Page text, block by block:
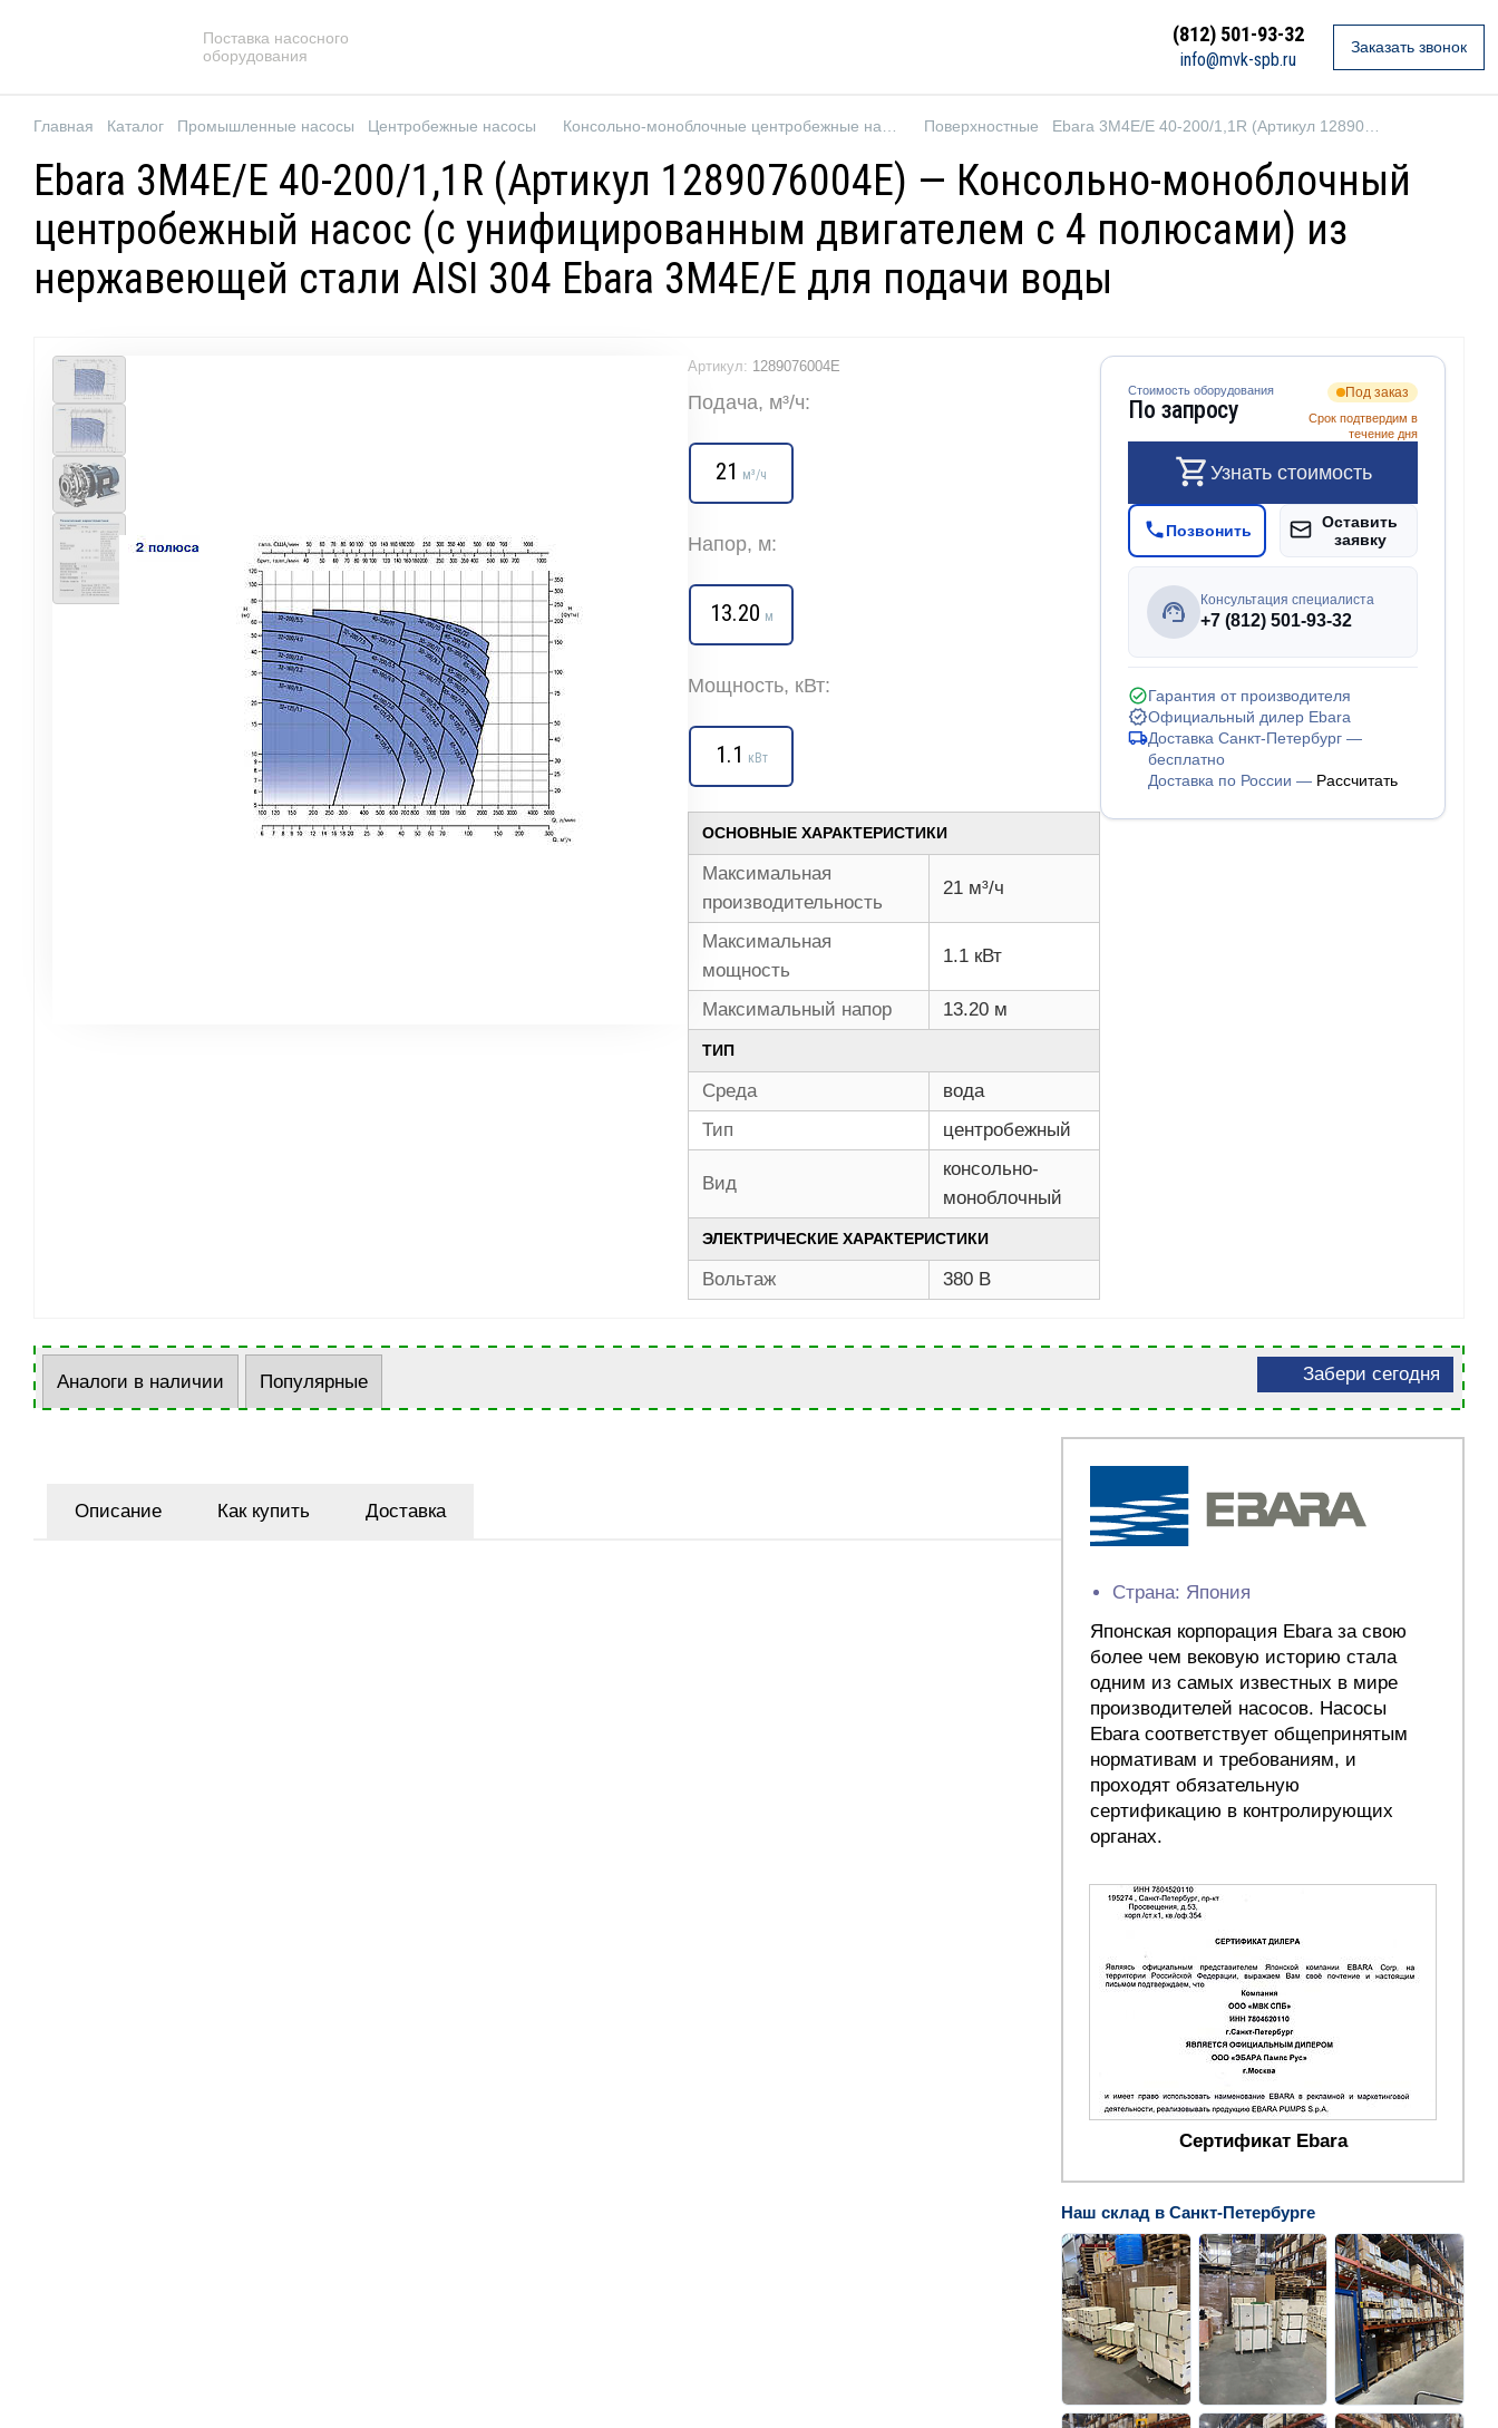
Поставка насосного
оборудования
(812) 501-93-32
info@mvk-spb.ru
Заказать звонок
Главная Каталог Промышленные насосы Центробежные насосы Поверхностные
Ebara 3M4E/E 40-200/1,1R (Артикул 1289076004E) — Консольно-моноблочный
центробежный насос (с унифицированным двигателем с 4 полюсами) из
нержавеющей стали AISI 304 Ebara 3M4E/E для подачи воды
Артикул: 1289076004E
Подача, м³/ч:
21 м³/ч
Напор, м:
13.20 м
Мощность, кВт:
1.1 кВт
ОСНОВНЫЕ ХАРАКТЕРИСТИКИ
Максимальная
производительность
21 м³/ч
Максимальная
мощность
1.1 кВт
Максимальный напор 13.20 м
ТИП
Среда
вода
Тип
центробежный
Вид
консольно-
моноблочный
ЭЛЕКТРИЧЕСКИЕ ХАРАКТЕРИСТИКИ
Вольтаж 380 В
Стоимость оборудования
По запросу
Под заказ
Срок подтвердим в
течение дня
Узнать стоимость
Позвонить
Оставить
заявку
Консультация специалиста
+7 (812) 501-93-32
Гарантия от производителя
Официальный дилер Ebara
Доставка Санкт-Петербург —
бесплатно
Доставка по России — Рассчитать
Аналоги в наличии Популярные Забери сегодня
Описание Как купить Доставка
Страна: Япония
Японская корпорация Ebara за свою
более чем вековую историю стала
одним из самых известных в мире
производителей насосов. Насосы
Ebara соответствует общепринятым
нормативам и требованиям, и
проходят обязательную
сертификацию в контролирующих
органах.
Сертификат Ebara
Наш склад в Санкт-Петербурге